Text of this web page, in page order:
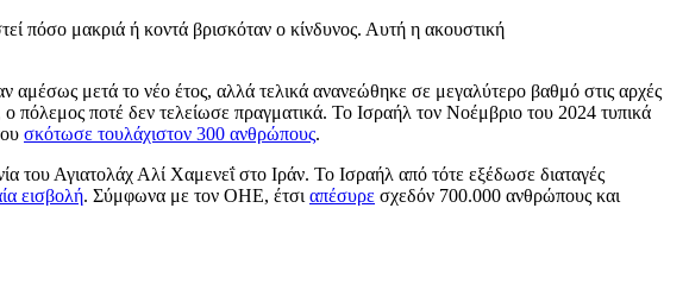
πόσο μακριά ή κοντά βρισκόταν ο κίνδυνος. Αυτή η ακουστική
αμέσως μετά το νέο έτος, αλλά τελικά ανανεώθηκε σε μεγαλύτερο βαθμό στις αρχές
πόλεμος ποτέ δεν τελείωσε πραγματικά. Το Ισραήλ τον Νοέμβριο του 2024 τυπικά
σκότωσε τουλάχιστον 300 ανθρώπους.
του Αγιατολάχ Αλί Χαμενεΐ στο Ιράν. Το Ισραήλ από τότε εξέδωσε διαταγές
εισβολή. Σύμφωνα με τον ΟΗΕ, έτσι απέσυρε σχεδόν 700.000 ανθρώπους και